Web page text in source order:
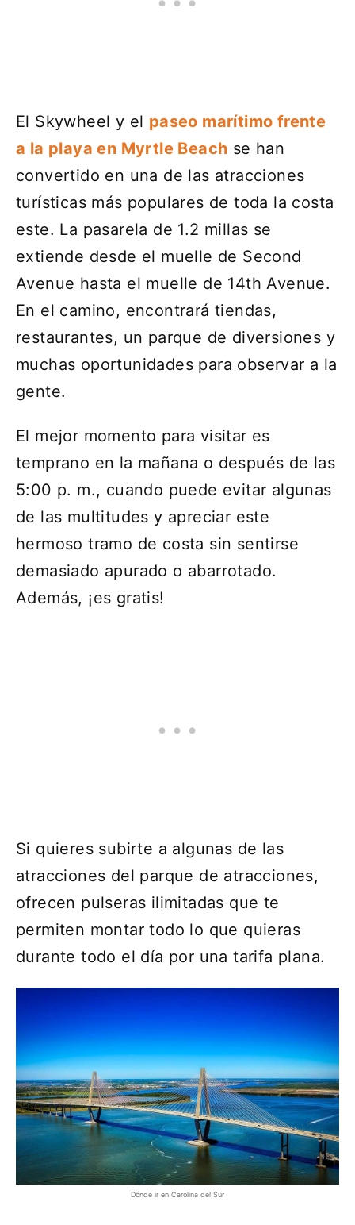
El Skywheel y el paseo marítimo frente
a la playa en Myrtle Beach se han
convertido en una de las atracciones
turísticas más populares de toda la costa
este. La pasarela de 1.2 millas se
extiende desde el muelle de Second
Avenue hasta el muelle de 14th Avenue.
En el camino, encontrará tiendas,
restaurantes, un parque de diversiones y
muchas oportunidades para observar a la
gente.
El mejor momento para visitar es
temprano en la mañana o después de las
5:00 p. m., cuando puede evitar algunas
de las multitudes y apreciar este
hermoso tramo de costa sin sentirse
demasiado apurado o abarrotado.
Además, ¡es gratis!
Si quieres subirte a algunas de las
atracciones del parque de atracciones,
ofrecen pulseras ilimitadas que te
permiten montar todo lo que quieras
durante todo el día por una tarifa plana.
Dónde ir en Carolina del Sur